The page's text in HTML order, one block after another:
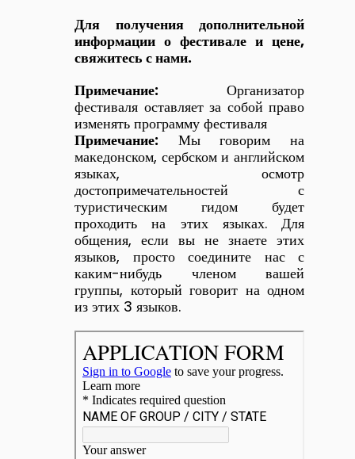
Для получения дополнительной
информации о фестивале и цене,
свяжитесь с нами.
Примечание: Организатор
фестиваля оставляет за собой право
изменять программу фестиваля
Примечание: Мы говорим на
македонском, сербском и английском
языках, осмотр
достопримечательностей с
туристическим гидом будет
проходить на этих языках. Для
общения, если вы не знаете этих
языков, просто соедините нас с
каким-нибудь членом вашей
группы, который говорит на одном
из этих 3 языков.